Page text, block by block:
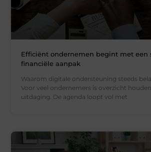
Efficiënt ondernemen begint met een
financiële aanpak
Waarom digitale ondersteuning steeds
Voor veel ondernemers is overzicht
uitdaging. De agenda loopt vol met